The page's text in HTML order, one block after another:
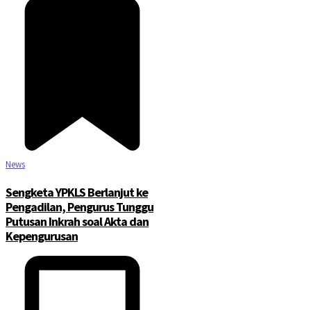
News
Sengketa YPKLS Berlanjut ke
Pengadilan, Pengurus Tunggu
Putusan Inkrah soal Akta dan
Kepengurusan